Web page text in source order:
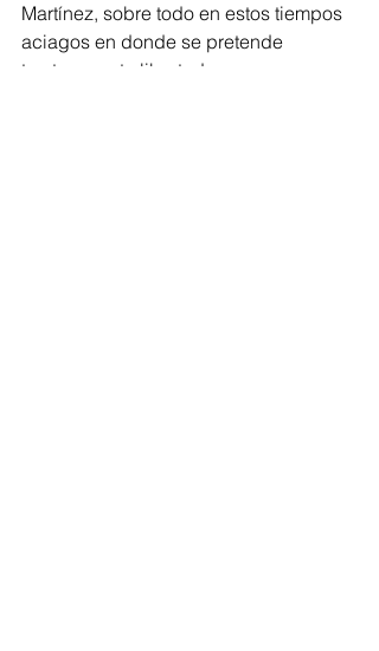
Martínez, sobre todo en estos tiempos
aciagos en donde se pretende
trastocar esta libertad.